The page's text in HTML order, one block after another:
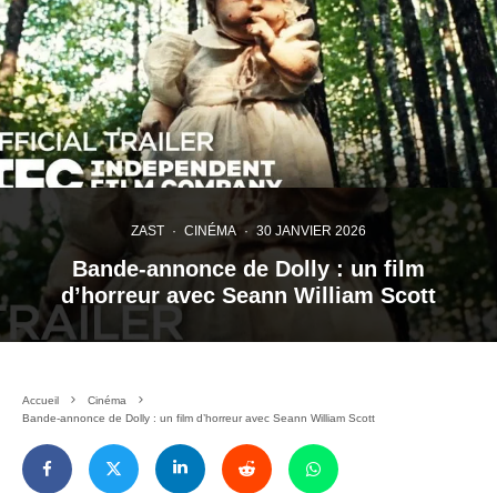
ZAST · CINÉMA · 30 JANVIER 2026
Bande-annonce de Dolly : un film
d’horreur avec Seann William Scott
Accueil
Cinéma
Bande-annonce de Dolly : un film d’horreur avec Seann William Scott